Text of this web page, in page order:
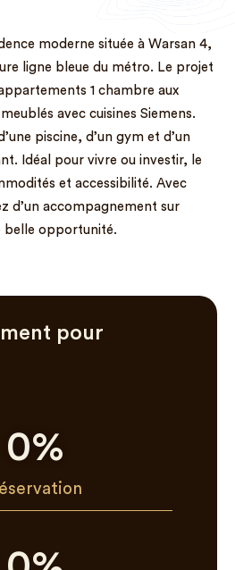
moderne située à Warsan 4,
ligne bleue du métro. Le projet
1 chambre aux
avec cuisines Siemens.
piscine, d’un gym et d’un
Idéal pour vivre ou investir, le
et accessibilité. Avec
d’un accompagnement sur
belle opportunité.
pour
0%